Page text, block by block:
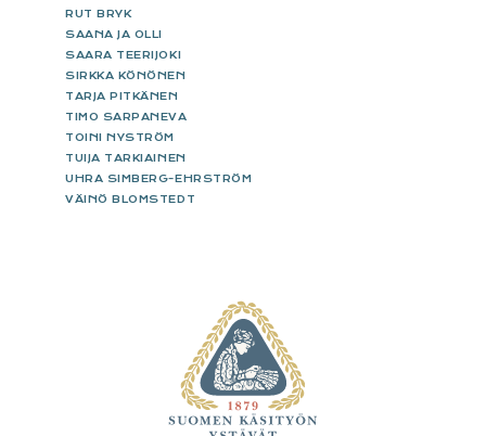
RUT BRYK
SAANA JA OLLI
SAARA TEERIJOKI
SIRKKA KÖNÖNEN
TARJA PITKÄNEN
TIMO SARPANEVA
TOINI NYSTRÖM
TUIJA TARKIAINEN
UHRA SIMBERG-EHRSTRÖM
VÄINÖ BLOMSTEDT